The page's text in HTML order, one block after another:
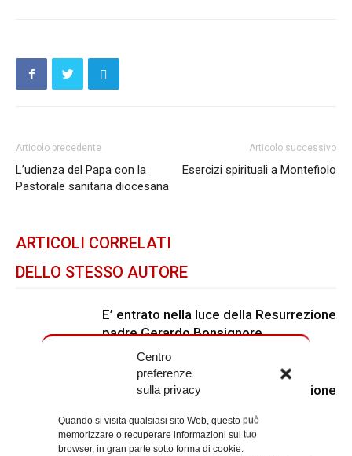
Centro
preferenze
sulla privacy
Quando si visita qualsiasi sito Web, questo può
memorizzare o recuperare informazioni sul tuo
browser, in gran parte sotto forma di cookie.
Articolo precedente
L’udienza del Papa con la
Pastorale sanitaria diocesana
Articolo successivo
Esercizi spirituali a Montefiolo
ARTICOLI CORRELATI
DELLO STESSO AUTORE
E’ entrato nella luce della Resurrezione
padre Gerardo Bonsignore
E’ entrato nella luce della Resurrezione